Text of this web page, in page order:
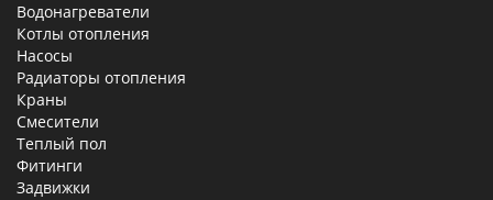
Водонагреватели
Котлы отопления
Насосы
Радиаторы отопления
Краны
Смесители
Теплый пол
Фитинги
Задвижки